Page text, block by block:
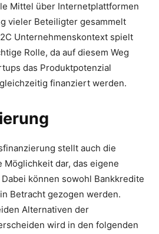
Mittel über Internetplattformen
vieler Beteiligter gesammelt
Unternehmenskontext spielt
Rolle, da auf diesem Weg
das Produktpotenzial
finanziert werden.
stellt auch die
dar, das eigene
können sowohl Bankkredite
Betracht gezogen werden.
Alternativen der
wird in den folgenden